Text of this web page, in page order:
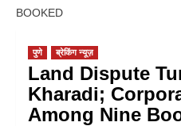
BOOKED
पुणे ब्रेकिंग न्यूज़
Land Dispute
Kharadi;
Among Nine